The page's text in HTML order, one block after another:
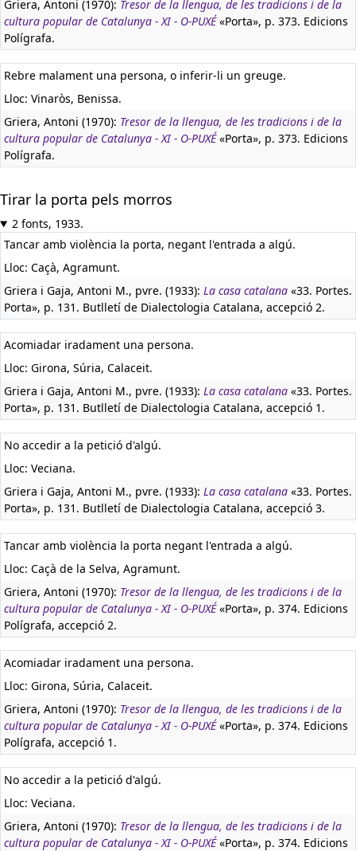
Griera, Antoni (1970): Tresor de la llengua, de les tradicions i de la
cultura popular de Catalunya - XI - O-PUXÉ«Porta», p. 373. Edicions
Polígrafa.
Rebre malament una persona, o inferir-li un greuge.
Lloc: Vinaròs, Benissa.
Griera, Antoni (1970): Tresor de la llengua, de les tradicions i de la
cultura popular de Catalunya - XI - O-PUXÉ«Porta», p. 373. Edicions
Polígrafa.
Tirar la porta pels morros
2 fonts, 1933.
Tancar amb violència la porta, negant l'entrada a algú.
Lloc: Caçà, Agramunt.
Griera i Gaja, Antoni M., pvre. (1933): La casa catalana «33. Portes.
Porta», p. 131. Butlletí de Dialectologia Catalana, accepció 2.
Acomiadar iradament una persona.
Lloc: Girona, Súria, Calaceit.
Griera i Gaja, Antoni M., pvre. (1933): La casa catalana «33. Portes.
Porta», p. 131. Butlletí de Dialectologia Catalana, accepció 1.
No accedir a la petició d'algú.
Lloc: Veciana.
Griera i Gaja, Antoni M., pvre. (1933): La casa catalana «33. Portes.
Porta», p. 131. Butlletí de Dialectologia Catalana, accepció 3.
Tancar amb violència la porta negant l'entrada a algú.
Lloc: Caçà de la Selva, Agramunt.
Griera, Antoni (1970): Tresor de la llengua, de les tradicions i de la
cultura popular de Catalunya - XI - O-PUXÉ«Porta», p. 374. Edicions
Polígrafa, accepció 2.
Acomiadar iradament una persona.
Lloc: Girona, Súria, Calaceit.
Griera, Antoni (1970): Tresor de la llengua, de les tradicions i de la
cultura popular de Catalunya - XI - O-PUXÉ«Porta», p. 374. Edicions
Polígrafa, accepció 1.
No accedir a la petició d'algú.
Lloc: Veciana.
Griera, Antoni (1970): Tresor de la llengua, de les tradicions i de la
cultura popular de Catalunya - XI - O-PUXÉ«Porta», p. 374. Edicions